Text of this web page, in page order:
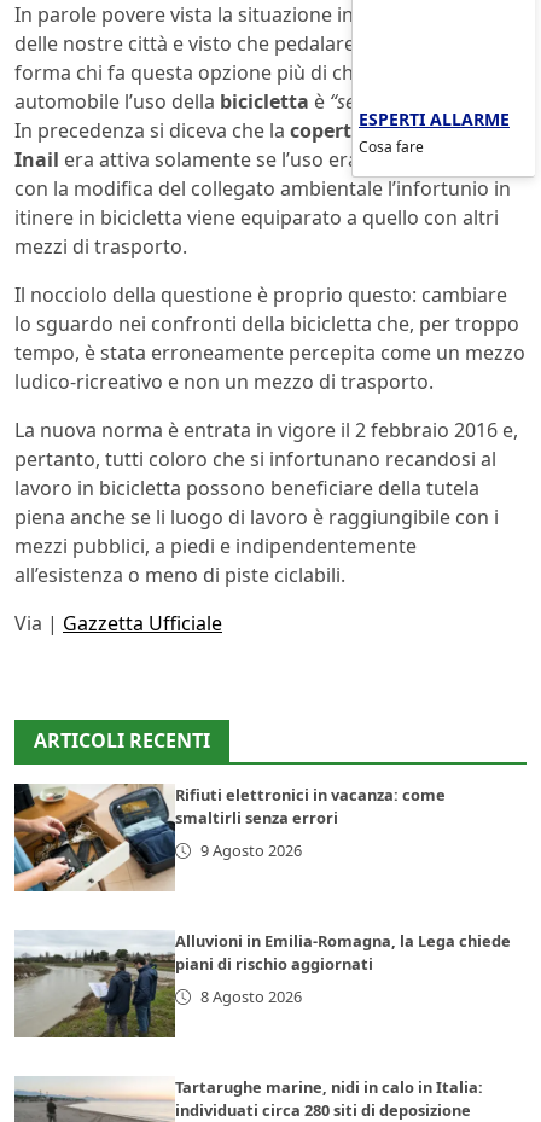
In parole povere vista la situazione in cui versa l’aria
delle nostre città e visto che pedalare mantiene in
forma chi fa questa opzione più di chi si muove in
automobile l’uso della bicicletta è “sempre necessitato”
In precedenza si diceva che la copertura assicurativa
Inail era attiva solamente se l’uso era necessitato, ora
con la modifica del collegato ambientale l’infortunio in
itinere in bicicletta viene equiparato a quello con altri
mezzi di trasporto.
Il nocciolo della questione è proprio questo: cambiare
lo sguardo nei confronti della bicicletta che, per troppo
tempo, è stata erroneamente percepita come un mezzo
ludico-ricreativo e non un mezzo di trasporto.
La nuova norma è entrata in vigore il 2 febbraio 2016 e,
pertanto, tutti coloro che si infortunano recandosi al
lavoro in bicicletta possono beneficiare della tutela
piena anche se li luogo di lavoro è raggiungibile con i
mezzi pubblici, a piedi e indipendentemente
all’esistenza o meno di piste ciclabili.
Via | Gazzetta Ufficiale
ARTICOLI RECENTI
Rifiuti elettronici in vacanza: come
smaltirli senza errori
9 Agosto 2026
Alluvioni in Emilia-Romagna, la Lega chiede
piani di rischio aggiornati
8 Agosto 2026
Tartarughe marine, nidi in calo in Italia:
individuati circa 280 siti di deposizione
ESPERTI ALLARME
Cosa fare